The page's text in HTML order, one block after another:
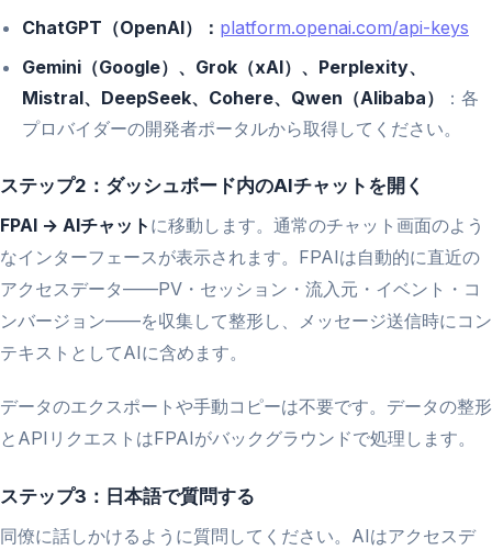
ChatGPT（OpenAI）： platform.openai.com/api-keys
Gemini（Google）、Grok（xAI）、Perplexity、
Mistral、DeepSeek、Cohere、Qwen（Alibaba）
：各
プロバイダーの開発者ポータルから取得してください。
ステップ2：ダッシュボード内のAIチャットを開く
FPAI → AIチャット に移動します。通常のチャット画面のよう
なインターフェースが表示されます。FPAIは自動的に直近の
アクセスデータ——PV・セッション・流入元・イベント・コ
ンバージョン——を収集して整形し、メッセージ送信時にコン
テキストとしてAIに含めます。
データのエクスポートや手動コピーは不要です。データの整形
とAPIリクエストはFPAIがバックグラウンドで処理します。
ステップ3：日本語で質問する
同僚に話しかけるように質問してください。AIはアクセスデ